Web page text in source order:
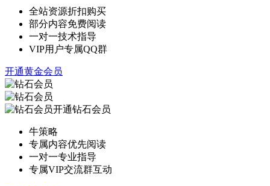
全站资源折扣购买
部分内容免费阅读
一对一技术指导
VIP用户专属QQ群
开通黄金会员
开通钻石会员
牛策略
专属内容优先阅读
一对一专业指导
专属VIP交流群互动